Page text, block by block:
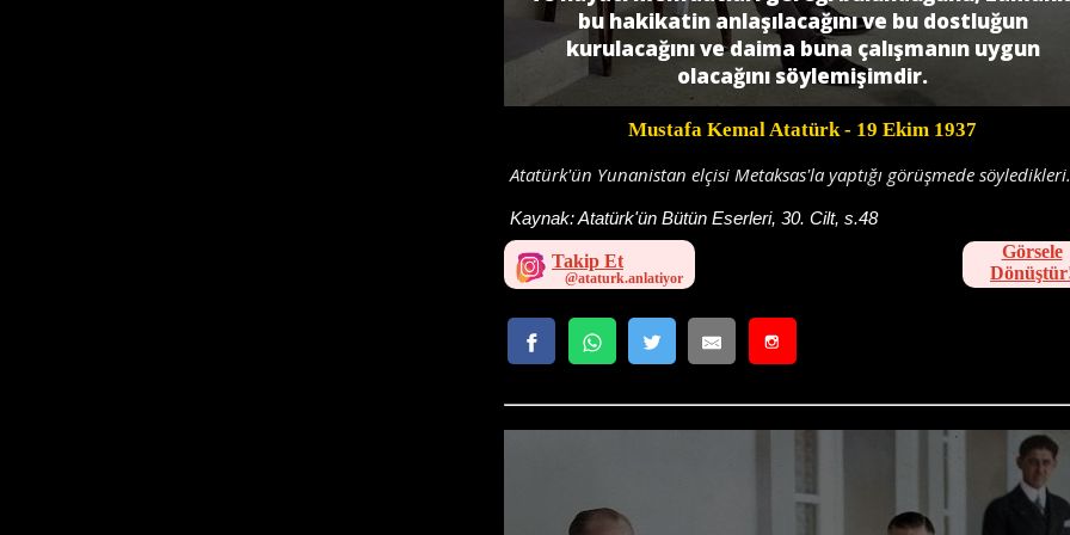
bu hakikatin anlaşılacağı­nı ve bu dostluğun
kurulacağını ve daima buna çalışmanın uygun
olacağını söylemi­şimdir.
Mustafa Kemal Atatürk- 19 Ekim 1937
Atatürk'ün Yunanistan elçisi Metaksas'la yaptığı görüşmede söyledikleri.
Kaynak:Atatürk'ün Bütün Eserleri, 30. Cilt, s.48
Takip Et
Görsele